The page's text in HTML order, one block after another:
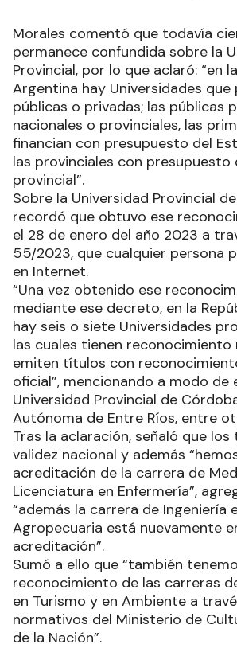
Morales comentó que todavía
permanece confundida sobre la
Provincial, por lo que aclaró: “en
Argentina hay Universidades que
públicas o privadas; las públicas
nacionales o provinciales, las
financian con presupuesto del
las provinciales con presupuesto
provincial”.
Sobre la Universidad Provincial
recordó que obtuvo ese
el 28 de enero del año 2023 a
55/2023, que cualquier persona
en Internet.
“Una vez obtenido ese
mediante ese decreto, en la
hay seis o siete Universidades
las cuales tienen reconocimiento
emiten títulos con
oficial”, mencionando a modo de
Universidad Provincial de
Autónoma de Entre Ríos, entre
Tras la aclaración, señaló que
validez nacional y además
acreditación de la carrera de
Licenciatura en Enfermería”,
“además la carrera de Ingeniería
Agropecuaria está nuevamente
acreditación”.
Sumó a ello que “también
reconocimiento de las carreras
en Turismo y en Ambiente a
normativos del Ministerio de
de la Nación”.